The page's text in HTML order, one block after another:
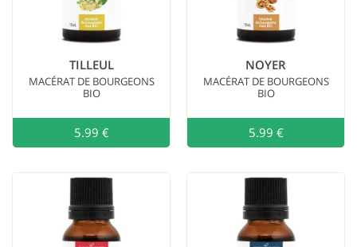
TILLEUL
MACÉRAT DE BOURGEONS
BIO
5.99 € Ajouter au
NOYER
MACÉRAT DE BOURGEONS
BIO
5.99 €